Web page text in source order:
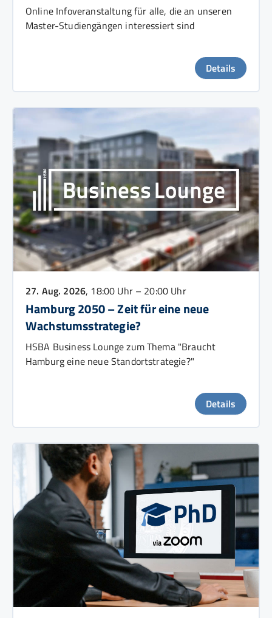
Online Infoveranstaltung für alle, die an unseren
Master-Studiengängen interessiert sind
Details
27. Aug. 2026, 18:00 Uhr – 20:00 Uhr
Hamburg 2050 – Zeit für eine neue
Wachstumsstrategie?
HSBA Business Lounge zum Thema "Braucht
Hamburg eine neue Standortstrategie?"
Details